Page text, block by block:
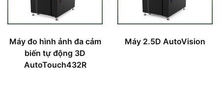
Máy đo hình ảnh đa cảm
biến tự động 3D
AutoTouch432R
Máy 2.5D AutoVision